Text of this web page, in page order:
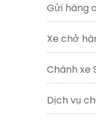
Gửi hàng
Xe chở
Chành xe
Dịch vụ